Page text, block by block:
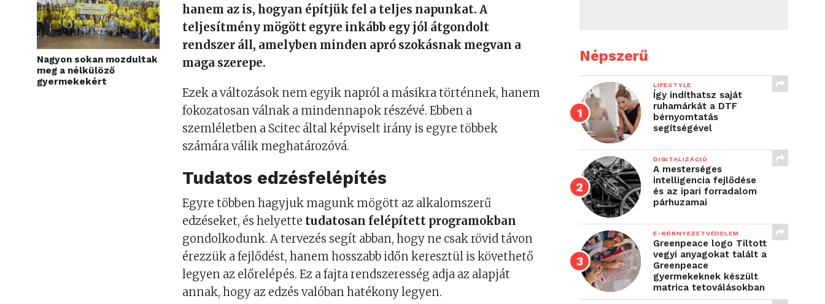
Nagyon sokan mozdultak
meg a nélkülöző
gyermekekért
hanem az is, hogyan építjük fel a teljes napunkat. A
teljesítmény mögött egyre inkább egy jól átgondolt
rendszer áll, amelyben minden apró szokásnak megvan a
maga szerepe.
Ezek a változások nem egyik napról a másikra történnek, hanem
fokozatosan válnak a mindennapok részévé. Ebben a
szemléletben a Scitec által képviselt irány is egyre többek
számára válik meghatározóvá.
Tudatos edzésfelépítés
Egyre többen hagyjuk magunk mögött az alkalomszerű
edzéseket, és helyette tudatosan felépített programokban
gondolkodunk. A tervezés segít abban, hogy ne csak rövid távon
érezzük a fejlődést, hanem hosszabb időn keresztül is követhető
legyen az előrelépés. Ez a fajta rendszeresség adja az alapját
annak, hogy az edzés valóban hatékony legyen.
Népszerű
LIFESTYLE
Így indíthatsz saját
ruhamárkát a DTF
bérnyomtatás
segítségével
DIGITALIZÁCIÓ
A mesterséges
intelligencia fejlődése
és az ipari forradalom
párhuzamai
E-KÖRNYEZETVÉDELEM
Greenpeace logo Tiltott
vegyi anyagokat talált a
Greenpeace
gyermekeknek készült
matrica tetoválásokban